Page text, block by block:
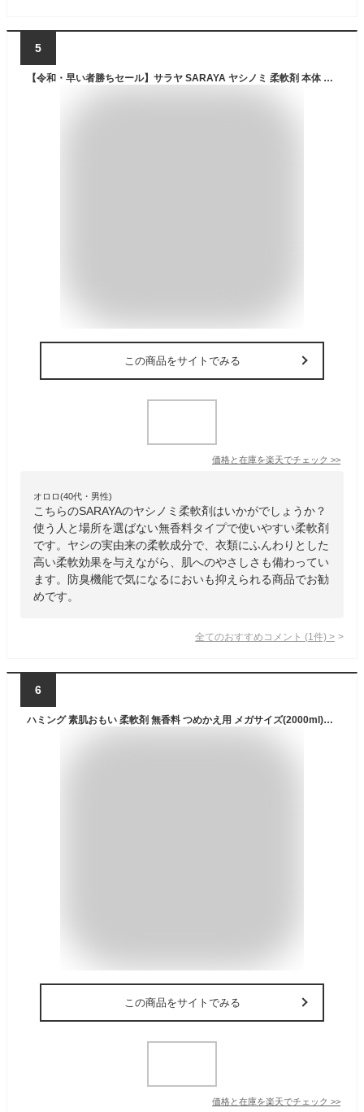
5
【令和・早い者勝ちセール】サラヤ SARAYA ヤシノミ 柔軟剤 本体 無香料 520mL
この商品をサイトでみる
価格と在庫を楽天でチェック >>
オロロ(40代・男性)
こちらのSARAYAのヤシノミ柔軟剤はいかがでしょうか？
使う人と場所を選ばない無香料タイプで使いやすい柔軟剤
です。ヤシの実由来の柔軟成分で、衣類にふんわりとした
高い柔軟効果を与えながら、肌へのやさしさも備わってい
ます。防臭機能で気になるにおいも抑えられる商品でお勧
めです。
全てのおすすめコメント (1 件) >
6
ハミング 素肌おもい 柔軟剤 無香料 つめかえ用 メガサイズ(2000ml)【ハミング】
この商品をサイトでみる
価格と在庫を楽天でチェック >>